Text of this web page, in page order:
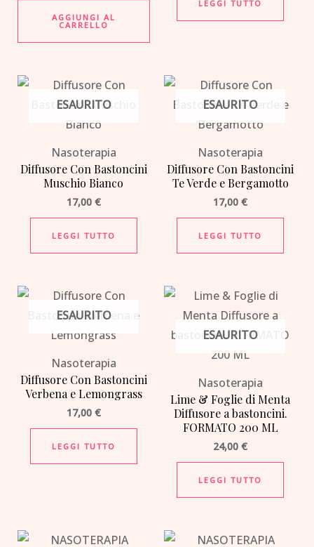
AGGIUNGI AL
CARRELLO
LEGGI TUTTO
ESAURITO
Nasoterapia
Diffusore Con Bastoncini
Muschio Bianco
17,00 €
LEGGI TUTTO
ESAURITO
Nasoterapia
Diffusore Con Bastoncini
Te Verde e Bergamotto
17,00€
LEGGI TUTTO
ESAURITO
Nasoterapia
Diffusore Con Bastoncini
Verbena e Lemongrass
17,00 €
LEGGI TUTTO
ESAURITO
Nasoterapia
Lime & Foglie di Menta
Diffusore a bastoncini.
FORMATO 200 ML
24,00€
LEGGI TUTTO